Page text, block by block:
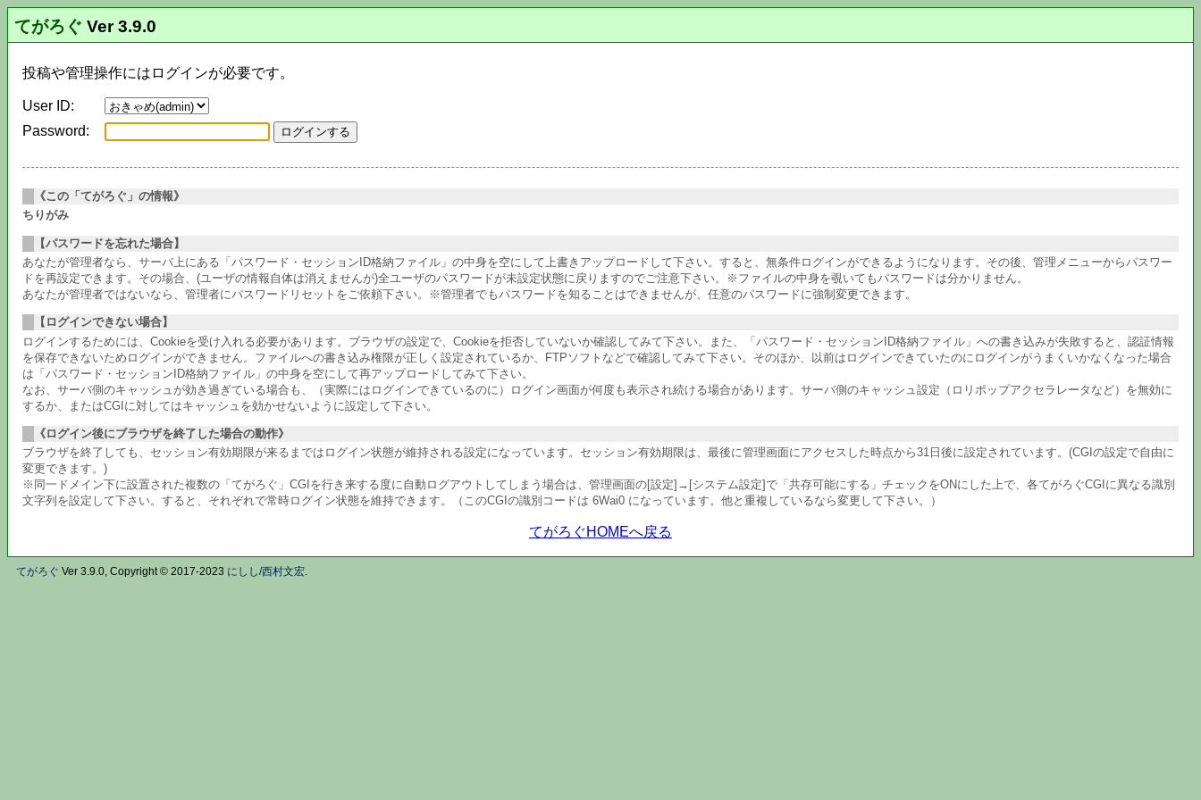
てがろぐ Ver 3.9.0
投稿や管理操作にはログインが必要です。
User ID:
Password:
《この「てがろぐ」の情報》
ちりがみ
【パスワードを忘れた場合】
あなたが管理者なら、サーバ上にある「パスワード・セッションID格納ファイル」の中身を空にして上書きアップロードして下さい。すると、無条件ログインができるようになります。その後、管理メニューからパスワー
ドを再設定できます。その場合、(ユーザの情報自体は消えませんが)全ユーザのパスワードが未設定状態に戻りますのでご注意下さい。※ファイルの中身を覗いてもパスワードは分かりません。
あなたが管理者ではないなら、管理者にパスワードリセットをご依頼下さい。※管理者でもパスワードを知ることはできませんが、任意のパスワードに強制変更できます。
【ログインできない場合】
ログインするためには、Cookieを受け入れる必要があります。ブラウザの設定で、Cookieを拒否していないか確認してみて下さい。また、「パスワード・セッションID格納ファイル」への書き込みが失敗すると、認証情報
を保存できないためログインができません。ファイルへの書き込み権限が正しく設定されているか、FTPソフトなどで確認してみて下さい。そのほか、以前はログインできていたのにログインがうまくいかなくなった場合
は「パスワード・セッションID格納ファイル」の中身を空にして再アップロードしてみて下さい。
なお、サーバ側のキャッシュが効き過ぎている場合も、（実際にはログインできているのに）ログイン画面が何度も表示され続ける場合があります。サーバ側のキャッシュ設定（ロリポップアクセラレータなど）を無効に
するか、またはCGIに対してはキャッシュを効かせないように設定して下さい。
《ログイン後にブラウザを終了した場合の動作》
ブラウザを終了しても、セッション有効期限が来るまではログイン状態が維持される設定になっています。セッション有効期限は、最後に管理画面にアクセスした時点から31日後に設定されています。(CGIの設定で自由に
変更できます。)
※同一ドメイン下に設置された複数の「てがろぐ」CGIを行き来する度に自動ログアウトしてしまう場合は、管理画面の[設定]→[システム設定]で「共存可能にする」チェックをONにした上で、各てがろぐCGIに異なる識別
文字列を設定して下さい。すると、それぞれで常時ログイン状態を維持できます。（このCGIの識別コードは 6Wai0 になっています。他と重複しているなら変更して下さい。）
てがろぐHOMEへ戻る
てがろぐ Ver 3.9.0, Copyright © 2017-2023 にしし/西村文宏.